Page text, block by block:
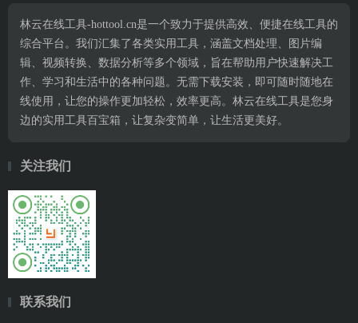
林云在线工具-hottool.cn是一个致力于提供高效、便捷在线工具的
综合平台。我们汇集了各类实用工具，涵盖文档处理、图片编
辑、视频转换、数据分析等多个领域，旨在帮助用户快速解决工
作、学习和生活中的各种问题。无需下载安装，即可随时随地在
线使用，让您的操作更加轻松，效率更高。林云在线工具是您身
边的实用工具百宝箱，让复杂变简单，让生活更美好。
关注我们
联系我们